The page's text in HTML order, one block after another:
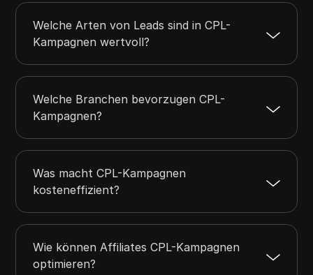
Welche Arten von Leads sind in CPL-
Kampagnen wertvoll?
Welche Branchen bevorzugen CPL-
Kampagnen?
Was macht CPL-Kampagnen
kosteneffizient?
Wie können Affiliates CPL-Kampagnen
optimieren?